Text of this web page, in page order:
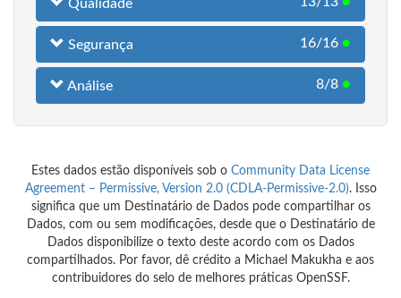
Qualidade
Segurança 16/16 ●
Análise 8/8 ●
Estes dados estão disponíveis sob o Community Data License
Agreement – Permissive, Version 2.0 (CDLA-Permissive-2.0). Isso
significa que um Destinatário de Dados pode compartilhar os
Dados, com ou sem modificações, desde que o Destinatário de
Dados disponibilize o texto deste acordo com os Dados
compartilhados. Por favor, dê crédito a Michael Makukha e aos
contribuidores do selo de melhores práticas OpenSSF.